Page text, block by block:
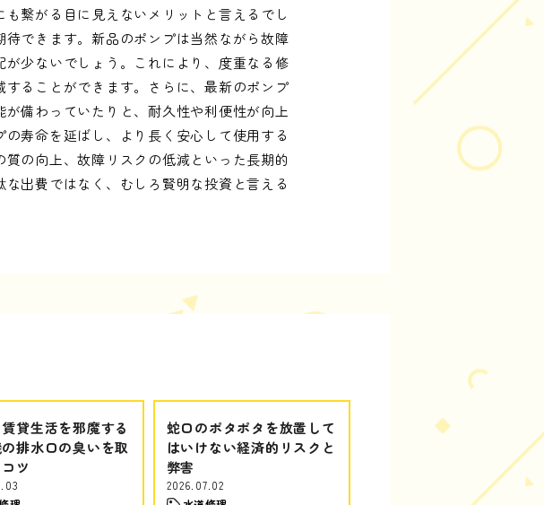
繋がる目に見えないメリットと言えるでし
できます。新品のポンプは当然ながら故障
少ないでしょう。これにより、度重なる修
ることができます。さらに、最新のポンプ
備わっていたりと、耐久性や利便性が向上
寿命を延ばし、より長く安心して使用する
の向上、故障リスクの低減といった長期的
出費ではなく、むしろ賢明な投資と言える
貸生活を邪魔する
排水口の臭いを取
ツ
蛇口のポタポタを放置して
はいけない経済的リスクと
弊害
2026.07.02